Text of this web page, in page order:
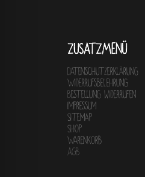
ZUSATZMENÜ
Datenschutzerklärung
Widerrufsbelehrung
Bestellung widerrufen
Impressum
Sitemap
Shop
Warenkorb
AGB